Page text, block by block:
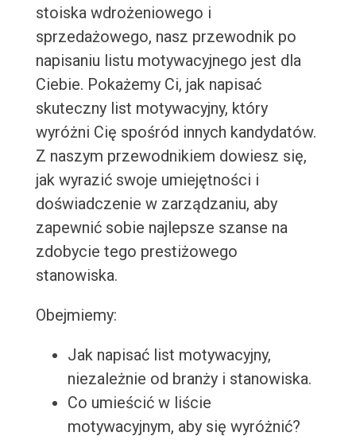
stoiska wdrożeniowego i
sprzedażowego, nasz przewodnik po
napisaniu listu motywacyjnego jest dla
Ciebie. Pokażemy Ci, jak napisać
skuteczny list motywacyjny, który
wyróżni Cię spośród innych kandydatów.
Z naszym przewodnikiem dowiesz się,
jak wyrazić swoje umiejętności i
doświadczenie w zarządzaniu, aby
zapewnić sobie najlepsze szanse na
zdobycie tego prestiżowego
stanowiska.
Obejmiemy:
Jak napisać list motywacyjny,
niezależnie od branży i stanowiska.
Co umieścić w liście
motywacyjnym, aby się wyróżnić?